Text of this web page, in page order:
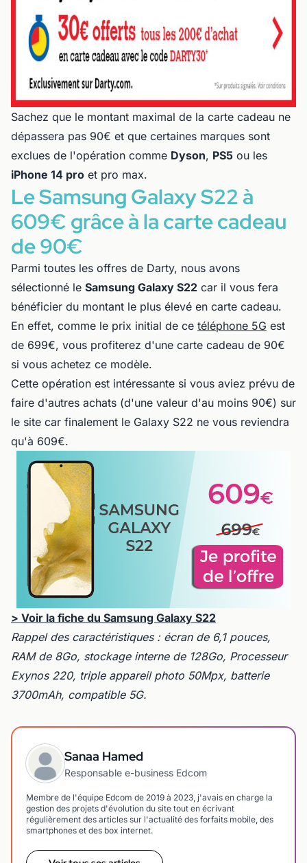
Sachez que le montant maximal de la carte cadeau ne
dépassera pas 90€ et que certaines marques sont
exclues de l'opération comme Dyson, PS5 ou les
iPhone 14 pro et pro max.
Le Samsung Galaxy S22 à
609€ grâce à la carte cadeau
de 90€
Parmi toutes les offres de Darty, nous avons
sélectionné le Samsung Galaxy S22 car il vous fera
bénéficier du montant le plus élevé en carte cadeau.
En effet, comme le prix initial de ce téléphone 5G est
de 699€, vous profiterez d'une carte cadeau de 90€
si vous achetez ce modèle.
Cette opération est intéressante si vous aviez prévu de
faire d'autres achats (d'une valeur d'au moins 90€) sur
le site car finalement le Galaxy S22 ne vous reviendra
qu'à 609€.
> Voir la fiche du Samsung Galaxy S22
Rappel des caractéristiques : écran de 6,1 pouces,
RAM de 8Go, stockage interne de 128Go, Processeur
Exynos 220, triple appareil photo 50Mpx, batterie
3700mAh, compatible 5G.
Sanaa Hamed
Responsable e-business Edcom
Membre de l'équipe Edcom de 2019 à 2023, j'avais en charge la
gestion des projets d'évolution du site tout en écrivant
régulièrement des articles sur l'actualité des forfaits mobile, des
smartphones et des box internet.